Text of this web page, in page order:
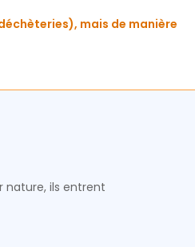
mais de manière
nature, ils entrent